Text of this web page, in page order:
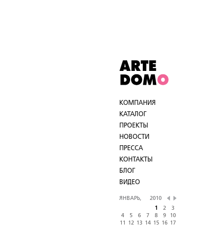
КОМПАНИЯ
КАТАЛОГ
ПРОЕКТЫ
НОВОСТИ
ПРЕССА
КОНТАКТЫ
БЛОГ
ВИДЕО
ЯНВАРЬ,
2010
1
2
3
4
5 6 7 8 9
10
11
12 13 14 15 16
17